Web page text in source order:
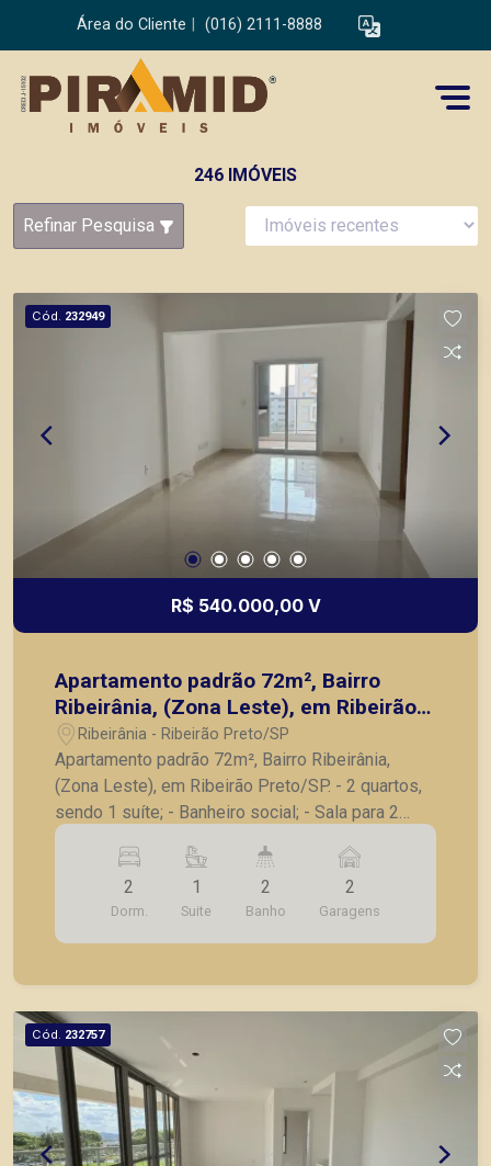
Área do Cliente (016) 2111-8888
246 IMÓVEIS
Refinar Pesquisa
Cód. 232949
R$ 540.000,00 V
Apartamento padrão 72m², Bairro
Ribeirânia, (Zona Leste), em Ribeirão
Preto/SP.
Ribeirânia - Ribeirão Preto/SP
Apartamento padrão 72m², Bairro Ribeirânia,
(Zona Leste), em Ribeirão Preto/SP. - 2 quartos,
sendo 1 suíte; - Banheiro social; - Sala para 2
ambientes; - Cozinha; - Lavanderia; - Varanda
gourmet; - 2 vagas de garagem. A Piramid tem
como objetivo atender seus clientes com
agilidade e segurança, em locação, vendas de
imóveis prontos, usados ou mesmo nos
2
Dorm.
1
Suite
2
Banho
2
Garagens
Cód. 232757